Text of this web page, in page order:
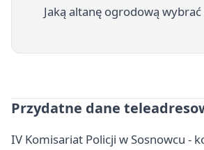
Jaką altanę ogrodową
Przydatne dane
IV Komisariat Policji w Sosnowcu -